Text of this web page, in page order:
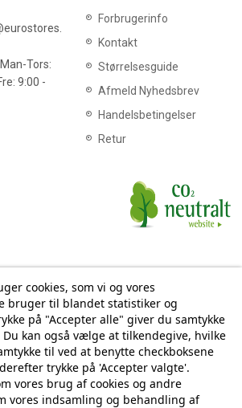
Tors:
9:00 -
Forbrugerinfo
Kontakt
Størrelsesguide
Afmeld Nyhedsbrev
Handelsbetingelser
Retur
Returnering Adresse
til Nyhedsbrev
din email-adresse med tredjepart
cookies, som vi og vores
bruger til blandet statistiker og
på "Accepter alle" giver du samtykke
kan også vælge at tilkendegive, hvilke
til ved at benytte checkboksene
trykke på 'Accepter valgte'.
vores brug af cookies og andre
vores indsamling og behandling af